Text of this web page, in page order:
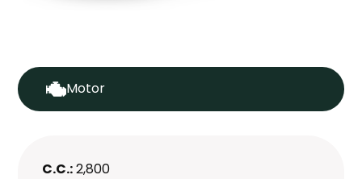
Motor
C.C.:2,800